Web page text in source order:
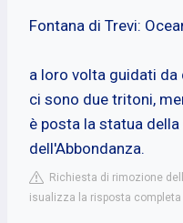
Fontana di Trevi:
a loro volta guidati
ci sono due tritoni,
è posta la statua
dell'Abbondanza.
Richiesta di rimozione
isualizza la risposta